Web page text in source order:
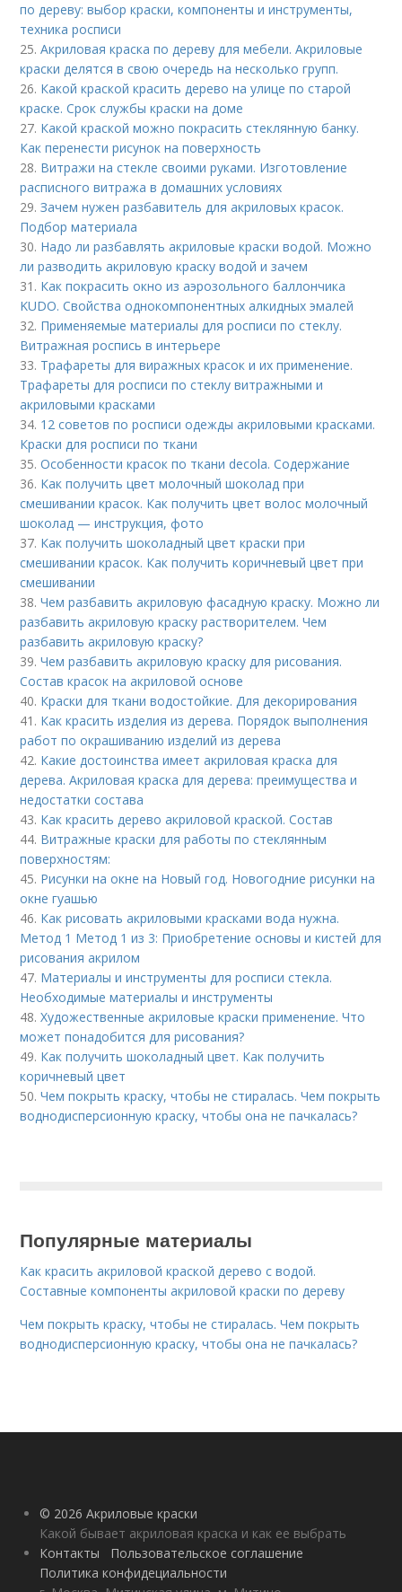
по дереву: выбор краски, компоненты и инструменты,
техника росписи
25.Акриловая краска по дереву для мебели. Акриловые
краски делятся в свою очередь на несколько групп.
26. Какой краской красить дерево на улице по старой
краске. Срок службы краски на доме
27. Какой краской можно покрасить стеклянную банку.
Как перенести рисунок на поверхность
28. Витражи на стекле своими руками. Изготовление
расписного витража в домашних условиях
29.Зачем нужен разбавитель для акриловых красок.
Подбор материала
30. Надо ли разбавлять акриловые краски водой. Можно
ли разводить акриловую краску водой и зачем
31. Как покрасить окно из аэрозольного баллончика
KUDO. Свойства однокомпонентных алкидных эмалей
32. Применяемые материалы для росписи по стеклу.
Витражная роспись в интерьере
33. Трафареты для виражных красок и их применение.
Трафареты для росписи по стеклу витражными и
акриловыми красками
34. 12 советов по росписи одежды акриловыми красками.
Краски для росписи по ткани
35.Особенности красок по ткани decola. Содержание
36. Как получить цвет молочный шоколад при
смешивании красок. Как получить цвет волос молочный
шоколад — инструкция, фото
37. Как получить шоколадный цвет краски при
смешивании красок. Как получить коричневый цвет при
смешивании
38.Чем разбавить акриловую фасадную краску. Можно ли
разбавить акриловую краску растворителем. Чем
разбавить акриловую краску?
39.Чем разбавить акриловую краску для рисования.
Состав красок на акриловой основе
40. Краски для ткани водостойкие. Для декорирования
41. Как красить изделия из дерева. Порядок выполнения
работ по окрашиванию изделий из дерева
42. Какие достоинства имеет акриловая краска для
дерева. Акриловая краска для дерева: преимущества и
недостатки состава
43. Как красить дерево акриловой краской. Состав
44. Витражные краски для работы по стеклянным
поверхностям:
45. Рисунки на окне на Новый год. Новогодние рисунки на
окне гуашью
46. Как рисовать акриловыми красками вода нужна.
Метод 1 Метод 1 из 3: Приобретение основы и кистей для
рисования акрилом
47. Материалы и инструменты для росписи стекла.
Необходимые материалы и инструменты
48.Художественные акриловые краски применение. Что
может понадобится для рисования?
49. Как получить шоколадный цвет. Как получить
коричневый цвет
50.Чем покрыть краску, чтобы не стиралась. Чем покрыть
воднодисперсионную краску, чтобы она не пачкалась?
Популярные материалы
Как красить акриловой краской дерево с водой.
Составные компоненты акриловой краски по дереву
Чем покрыть краску, чтобы не стиралась. Чем покрыть
воднодисперсионную краску, чтобы она не пачкалась?
© 2026 Акриловые краски
Какой бывает акриловая краска и как ее выбрать
Контакты
Пользовательское соглашение
Политика конфидециальности